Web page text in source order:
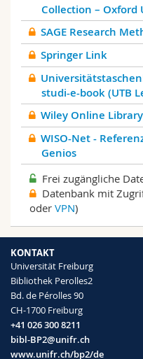
Collection – Oxford
SAGE Research
Springer Link
studi-e-book (UTB
Wiley Online Library
WISO-Net -
Genios
Frei zugängliche
Datenbank mit
oder VPN)
KONTAKT
Universität Freiburg
Bibliothek Perolles2
Bd. de Pérolles 90
CH-1700 Freiburg
+41 026 300 8211
bibl-BP2@unifr.ch
www.unifr.ch/bp2/de